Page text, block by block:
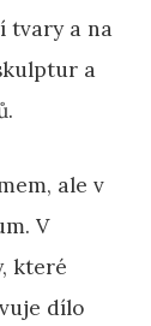
tvary a na
a
ale v
V
které
dílo